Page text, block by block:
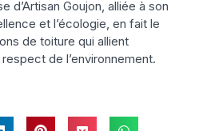
d’Artisan Goujon, alliée à son
et l’écologie, en fait le
de toiture qui allient
de l’environnement.